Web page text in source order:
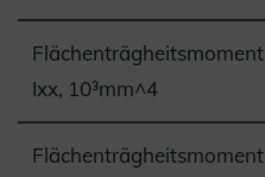
Flächenträgheitsmoment
Ixx, 10³mm^4
Flächenträgheitsmoment